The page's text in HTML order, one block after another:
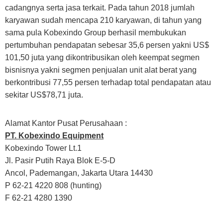
cadangnya serta jasa terkait. Pada tahun 2018 jumlah
karyawan sudah mencapa 210 karyawan, di tahun yang
sama pula Kobexindo Group berhasil membukukan
pertumbuhan pendapatan sebesar 35,6 persen yakni US$
101,50 juta yang dikontribusikan oleh keempat segmen
bisnisnya yakni segmen penjualan unit alat berat yang
berkontribusi 77,55 persen terhadap total pendapatan atau
sekitar US$78,71 juta.
Alamat Kantor Pusat Perusahaan :
PT. Kobexindo Equipment
Kobexindo Tower Lt.1
Jl. Pasir Putih Raya Blok E-5-D
Ancol, Pademangan, Jakarta Utara 14430
P 62-21 4220 808 (hunting)
F 62-21 4280 1390